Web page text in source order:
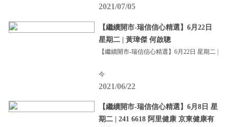
2021/07/05
【繼續開市-瑞信信心精選】6月22日
星期二 | 黃瑋傑 何啟聰
【繼續開市-瑞信信心精選】6月22日 星期二 |
今
2021/06/22
【繼續開市-瑞信信心精選】6月8日 星
期二 | 241 6618 阿里健康 京東健康有